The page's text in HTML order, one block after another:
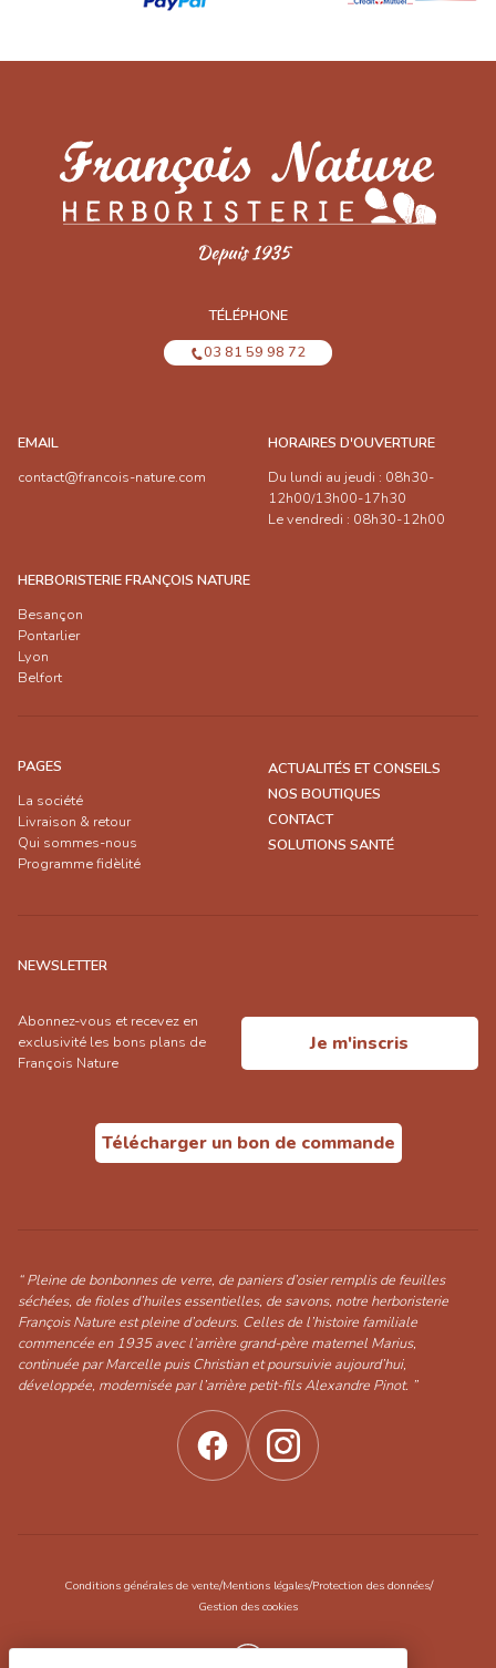
TÉLÉPHONE
03 81 59 98 72
EMAIL
contact@francois-nature.com
HORAIRES D'OUVERTURE
Du lundi au jeudi : 08h30-
12h00/13h00-17h30
Le vendredi : 08h30-12h00
HERBORISTERIE FRANÇOIS NATURE
Besançon
Pontarlier
Lyon
Belfort
PAGES
La société
Livraison & retour
Qui sommes-nous
Programme fidèlité
ACTUALITÉS ET CONSEILS
NOS BOUTIQUES
CONTACT
SOLUTIONS SANTÉ
NEWSLETTER
Abonnez-vous et recevez en
exclusivité les bons plans de
François Nature
Je m'inscris
Télécharger un bon de commande
“ Pleine de bonbonnes de verre, de paniers d’osier remplis de feuilles
séchées, de fioles d’huiles essentielles, de savons, notre herboristerie
François Nature est pleine d’odeurs. Celles de l’histoire familiale
commencée en 1935 avec l’arrière grand-père maternel Marius,
continuée par Marcelle puis Christian et poursuivie aujourd’hui,
développée, modernisée par l’arrière petit-fils Alexandre Pinot. ”
Conditions générales de vente/Mentions légales/Protection des données/
Gestion des cookies